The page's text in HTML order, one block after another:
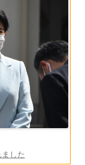
した